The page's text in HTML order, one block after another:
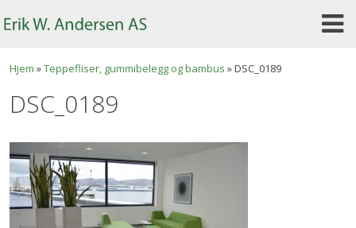
content
Hjem »Teppefliser, gummibelegg og bambus »DSC_0189
DSC_0189